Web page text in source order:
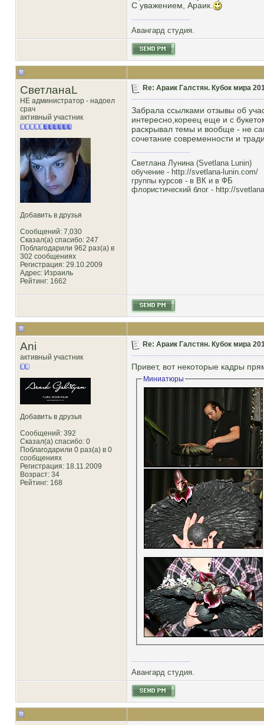
С уважением, Араик.
Авангард студия.
СветланаL
НЕ администратор - надоел
срач
активный участник
Добавить в друзья
Сообщений: 7,030
Сказал(а) спасибо: 247
Поблагодарили 962 раз(а) в
302 сообщениях
Регистрация: 29.10.2009
Адрес: Израиль
Рейтинг: 1662
Re: Араик Галстян. Кубок мира
Забрала ссылками отзывы об
интересно,кореец еще и с
раскрывал темы и вообще - не
сочетание современности и
Светлана Лунина (Svetlana Lunin)
обучение - http://svetlana-lunin.com/
группы курсов - в ВК и в ФБ
флористический блог - http://
Ani
активный участник
Добавить в друзья
Сообщений: 392
Сказал(а) спасибо: 0
Поблагодарили 0 раз(а) в 0
сообщениях
Регистрация: 18.11.2009
Возраст: 34
Рейтинг: 168
Re: Араик Галстян. Кубок мира
Привет, вот некоторые кадры
Миниатюры
Авангард студия.